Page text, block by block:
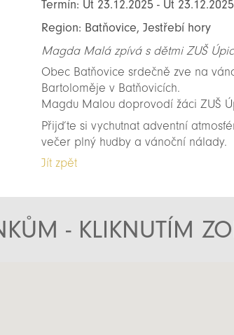
Termín: Út 23.12.2025 - Út
Region: Batňovice, Jestřebí hory
Magda Malá zpívá s dětmi ZUŠ
Obec Batňovice srdečně zve na
Bartoloměje v Batňovicích.
Magdu Malou doprovodí žáci ZUŠ
Přijďte si vychutnat adventní
večer plný hudby a vánoční nálady.
Jít zpět
- KLIKNUTÍM